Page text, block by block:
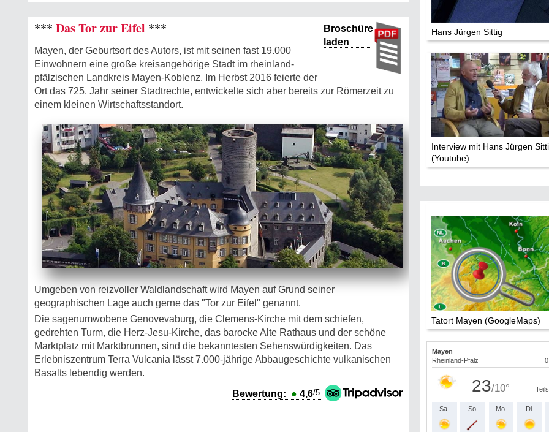
Broschüre
laden
*** Das Tor zur Eifel ***
Mayen, der Geburtsort des Autors, ist mit seinen fast 19.000
Einwohnern eine große kreisangehörige Stadt im rheinland-
pfälzischen Landkreis Mayen-Koblenz. Im Herbst 2016 feierte der
Ort das 725. Jahr seiner Stadtrechte, entwickelte sich aber bereits zur Römerzeit zu
einem kleinen Wirtschaftsstandort.
Umgeben von reizvoller Waldlandschaft wird Mayen auf Grund seiner
geographischen Lage auch gerne das "Tor zur Eifel" genannt.
Die sagenumwobene Genovevaburg, die Clemens-Kirche mit dem schiefen,
gedrehten Turm, die Herz-Jesu-Kirche, das barocke Alte Rathaus und der schöne
Marktplatz mit Marktbrunnen, sind die bekanntesten Sehenswürdigkeiten. Das
Erlebniszentrum Terra Vulcania lässt 7.000-jährige Abbaugeschichte vulkanischen
Basalts lebendig werden.
Bewertung: ● 4,6/5
Hans Jürgen Sittig
Interview mit Hans Jürgen
(Youtube)
Tatort Mayen (GoogleMaps)